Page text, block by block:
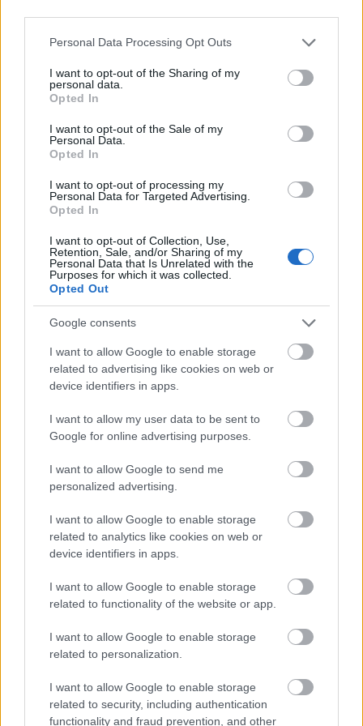
Please note that this website/app uses one or more Google
not limited to your visit or usage behaviour. You may click to
grant or deny consent to Google and its third-party tags to
use your data for below specified purposes in below Google
consent section.
Personal Data Processing Opt Outs
I want to opt-out of the Sharing of my
personal data.
Opted In
I want to opt-out of the Sale of my
Personal Data.
Opted In
I want to opt-out of processing my
Personal Data for Targeted Advertising.
Opted In
I want to opt-out of Collection, Use,
Retention, Sale, and/or Sharing of my
Personal Data that Is Unrelated with the
Purposes for which it was collected.
Opted Out
Google consents
I want to allow Google to enable storage
related to advertising like cookies on web or
device identifiers in apps.
I want to allow my user data to be sent to
Google for online advertising purposes.
I want to allow Google to send me
personalized advertising.
I want to allow Google to enable storage
related to analytics like cookies on web or
device identifiers in apps.
I want to allow Google to enable storage
related to functionality of the website or app.
I want to allow Google to enable storage
related to personalization.
I want to allow Google to enable storage
related to security, including authentication
functionality and fraud prevention, and other
(ami nem más, mint az Egyesült Királyság nemzeti
könyvtára, illetve emellett a világ egyik legnagyobb
könyvtára, ahol mintegy 170 millió tétel van
nyilvántartva, köztük olyan kéziratok is, amelyek
még időszámításunk előtt 2000-ben keletkeztek) egy
kiállítást szervez a Harry Potter könyvekkel, filmekkel
illetve a sztorival kapcsolatban (ha fogalmazhatunk
így akkor azt mondhatnánk, hogy tulajdonképpen a
"Harry Potter unvierzumról", pl. Roxfort-ról stb.) és
tulajdonképpen erről a kiállításról fog szólni a két
kiadvány (tehát ahogy korábban is említettük, ezek
kiegészítő könyvek lesznek), amely a gyűjtök